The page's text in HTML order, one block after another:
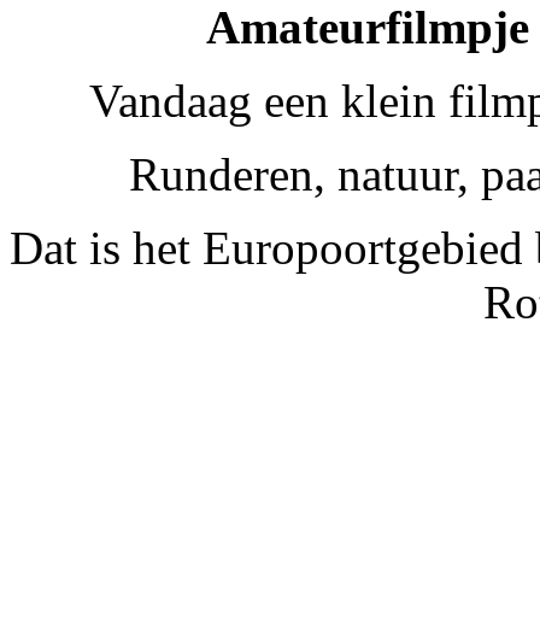
Amateurfilmpje
Vandaag een klein
Runderen, natuur,
Dat is het